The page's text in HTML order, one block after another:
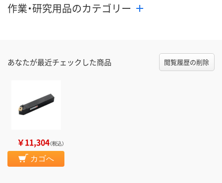
作業・研究用品のカテゴリー
あなたが最近チェックした商品 閲覧履歴の削除
￥11,304（税込）
カゴへ